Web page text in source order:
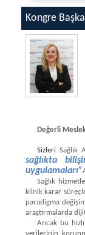
Kongre
Değerli
Sizleri Sağlık
sağlıkta
uygulamaları”
Sağlık
klinik karar
paradigma
araştırmalarda
Ancak bu